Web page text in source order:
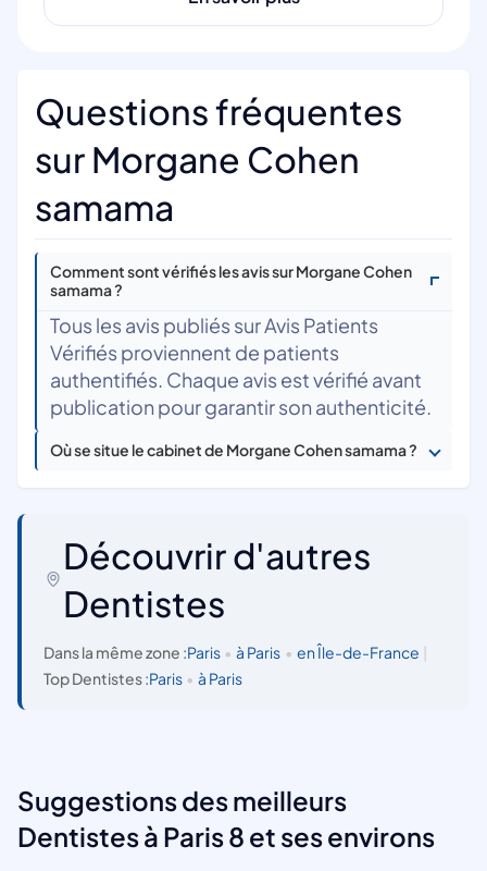
Questions fréquentes
sur Morgane Cohen
samama
Comment sont vérifiés les avis sur Morgane Cohen
samama ?
Tous les avis publiés sur Avis Patients
Vérifiés proviennent de patients
authentifiés. Chaque avis est vérifié avant
publication pour garantir son authenticité.
Où se situe le cabinet de Morgane Cohen samama ?
Découvrir d'autres
Dentistes
Dans la même zone :Paris • à Paris • en Île-de-France
Top Dentistes :Paris • à Paris
Suggestions des meilleurs
Dentistes à Paris 8 et ses environs